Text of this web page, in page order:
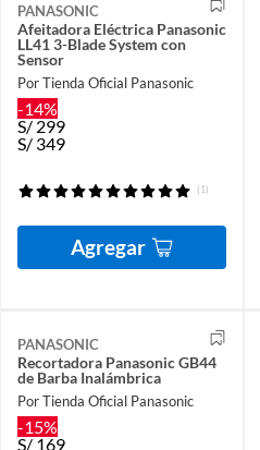
PANASONIC
Afeitadora Eléctrica Panasonic
LL41 3-Blade System con
Sensor
Por Tienda Oficial Panasonic
-14%
S/299
S/ 349
(1)
Agregar
PANASONIC
Recortadora Panasonic GB44
de Barba Inalámbrica
Por Tienda Oficial Panasonic
-15%
S/169